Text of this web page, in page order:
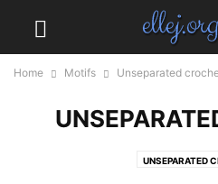
Home Motifs Unseparated
UNSEPARATED